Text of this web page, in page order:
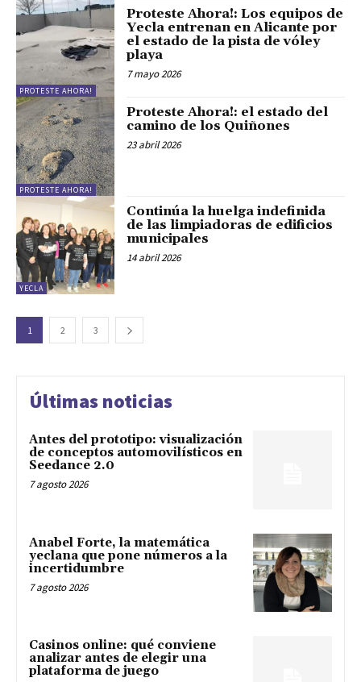
PROTESTE AHORA!
Proteste Ahora!: Los equipos de
Yecla entrenan en Alicante por
el estado de la pista de vóley
playa
7 mayo 2026
PROTESTE AHORA!
Proteste Ahora!: el estado del
camino de los Quiñones
23 abril 2026
YECLA
Continúa la huelga indefinida
de las limpiadoras de edificios
municipales
14 abril 2026
1 2 3
Últimas noticias
Antes del prototipo: visualización
de conceptos automovilísticos en
Seedance 2.0
7 agosto 2026
Anabel Forte, la matemática
yeclana que pone números a la
incertidumbre
7 agosto 2026
Casinos online: qué conviene
analizar antes de elegir una
plataforma de juego